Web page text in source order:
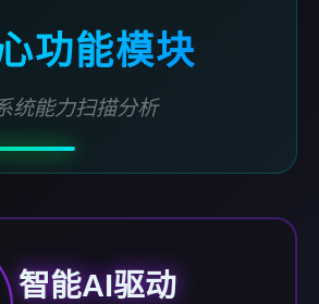
功能模块
统能力扫描分析
智能AI驱动